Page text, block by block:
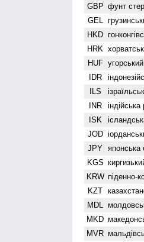
GBP фунт
GEL
HKD
HRK
HUF
IDR
ILS
INR індійська
ISK
JOD
JPY японська
KGS
KRW піденно-
KZT
MDL
MKD
MVR